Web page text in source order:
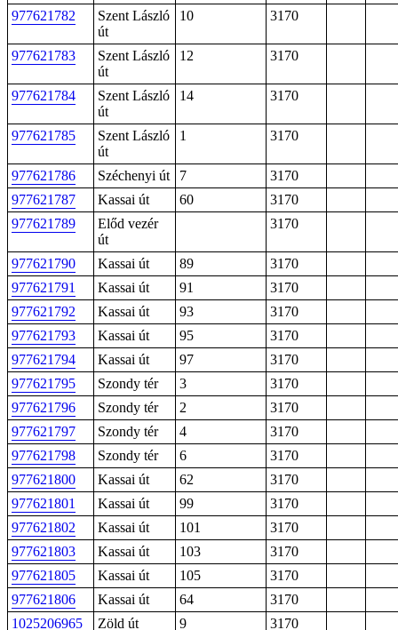
977621782
Szent László
út
10 3170
977621783
Szent László
út
12 3170
977621784
Szent László
út
14 3170
977621785
Szent László
út
1 3170
977621786 Széchenyi út 7
3170
977621787
Kassai út 60
3170
977621789
Előd vezér
út
3170
977621790 Kassai út 89
3170
977621791
Kassai út 91
3170
977621792
Kassai út 93
3170
977621793
Kassai út 95
3170
977621794
Kassai út 97
3170
977621795
Szondy tér 3
3170
977621796
Szondy tér 2
3170
977621797
Szondy tér 4
3170
977621798
Szondy tér 6
3170
977621800
Kassai út 62
3170
977621801
Kassai út 99
3170
977621802
Kassai út 101
3170
977621803
Kassai út 103
3170
977621805
Kassai út 105
3170
977621806
Kassai út 64
3170
1025206965
Zöld út 9
3170